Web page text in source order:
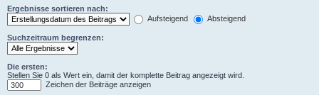
Ergebnisse sortieren nach:
Aufsteigend
Absteigend
Suchzeitraum begrenzen:
Die ersten:
Stellen Sie 0 als Wert ein, damit der komplette Beitrag angezeigt wird.
Zeichen der Beiträge anzeigen